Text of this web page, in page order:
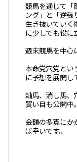
競馬を通じて「
ング」と「逆張
生き抜いていく
に少しでも役に
週末競馬を中心
本命党穴党とい
に予想を展開し
軸馬、消し馬、
買い目も公開中。
金額の多寡にか
ば幸いです。